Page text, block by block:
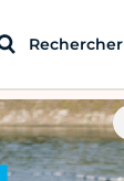
Rechercher